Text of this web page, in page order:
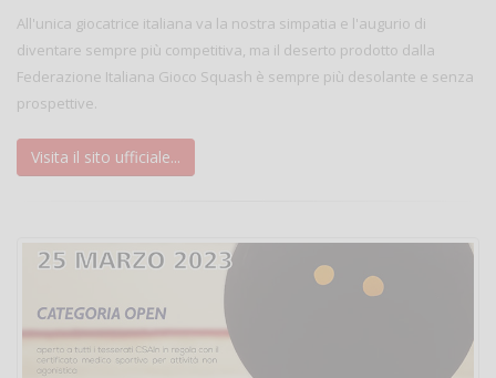
All'unica giocatrice italiana va la nostra simpatia e l'augurio di
diventare sempre più competitiva, ma il deserto prodotto dalla
Federazione Italiana Gioco Squash è sempre più desolante e senza
prospettive.
Visita il sito ufficiale...